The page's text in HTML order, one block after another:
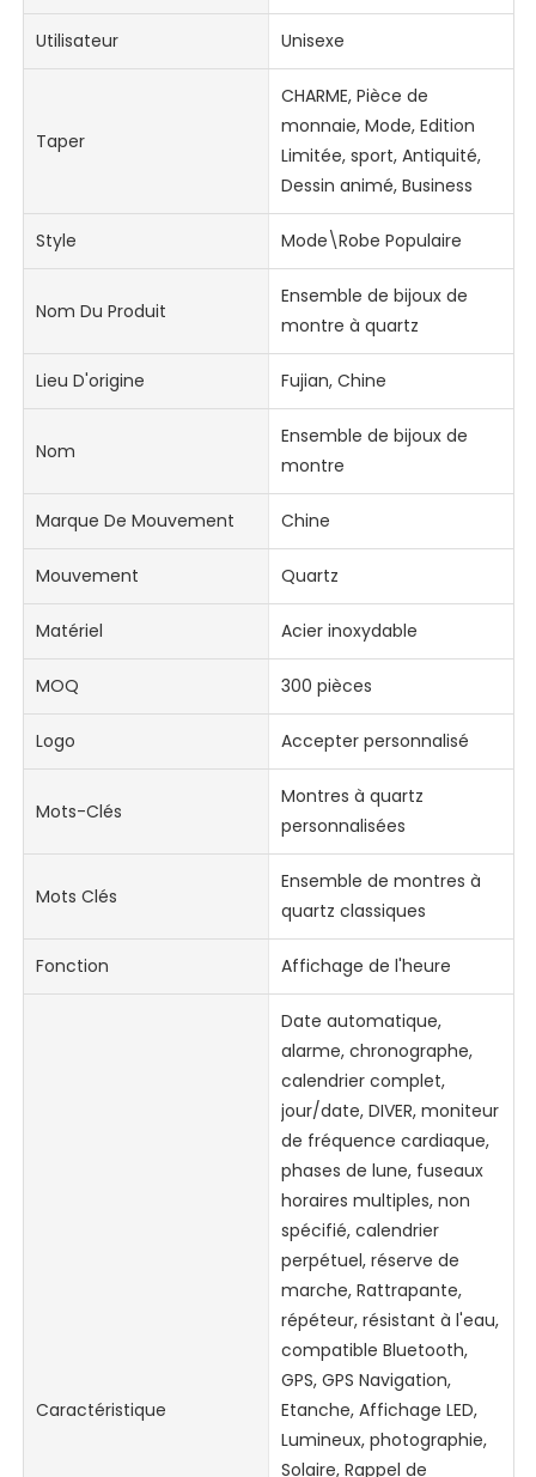
Utilisateur Unisexe
Taper
CHARME, Pièce de
monnaie, Mode, Edition
Limitée, sport, Antiquité,
Dessin animé, Business
Style Mode\Robe Populaire
Nom Du Produit
Ensemble de bijoux de
montre à quartz
Lieu D'origine Fujian, Chine
Nom
Ensemble de bijoux de
montre
Marque De Mouvement Chine
Mouvement Quartz
Matériel Acier inoxydable
MOQ 300 pièces
Logo Accepter personnalisé
Mots-Clés
Montres à quartz
personnalisées
Mots Clés
Ensemble de montres à
quartz classiques
Fonction Affichage de l'heure
Caractéristique
Date automatique,
alarme, chronographe,
calendrier complet,
jour/date, DIVER, moniteur
de fréquence cardiaque,
phases de lune, fuseaux
horaires multiples, non
spécifié, calendrier
perpétuel, réserve de
marche, Rattrapante,
répéteur, résistant à l'eau,
compatible Bluetooth,
GPS, GPS Navigation,
Etanche, Affichage LED,
Lumineux, photographie,
Solaire, Rappel de